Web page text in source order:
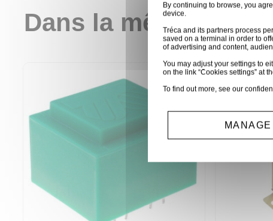
Dans la même
By continuing to browse, you
device.
Tréca and its partners process
saved on a terminal in order to
of advertising and content,
You may adjust your settings to
on the link “Cookies settings” at
To find out more, see our